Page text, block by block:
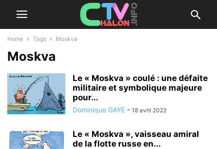
Home Tags Moskva
Moskva
Le « Moskva » coulé : une défaite
militaire et symbolique majeure
pour...
Dominique GAYE - 18 avril 2022
Le « Moskva », vaisseau amiral
de la flotte russe en...